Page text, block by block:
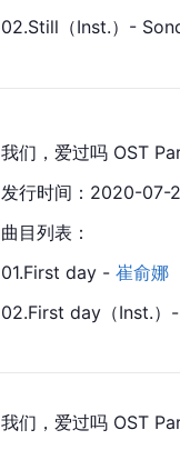
02.Still（Inst.）-
我们，爱过吗 OST
发行时间：2020-07-
曲目列表：
01.First day - 崔俞娜
02.First day（Inst.）
我们，爱过吗 OST